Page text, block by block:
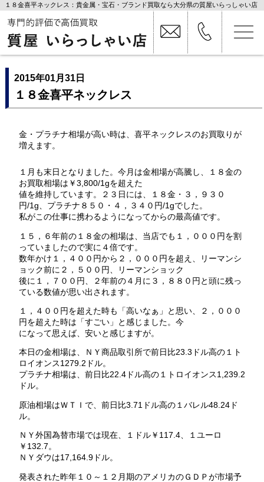
１８金喜平ネックレス：貴金属・宝石・ブランド買取なら大分県の質屋いらっしゃい店
2015年01月31日
１８金喜平ネックレス
金・プラチナ相場が高い時は、喜平ネックレスのお買取りが
増えます。
１月も末日となりました。今月は金相場が高騰し、１８金の
お買取相場は￥3,800/1gを超えた
値を維持しています。２３日には、１８金・３，９３０
円/1g、プラチナ８５０・４，３４０円/1gでした。
私がこの仕事に携わるようになってからの最高値です。
１５，６年前の１８金の相場は、当店でも１，０００円を割
っていましたので実に４倍です。
数年かけ１，４００円から２，０００円を超え、リーマンシ
ョック前に２，５００円、リーマンショック
後に１，７００円、２年前の４月に３，８８０円と頭に残っ
ている数値が思い出されます。
１，４００円を超えた時も「高いなぁ」と思い、２，０００
円を超えた時は「すごい」と感じました。今
になって思えば、安いと感じますが。
本日の金相場は、ＮＹ商品取引所で前日比23.3ドル高の１ト
ロイオンス1279.2ドル。
プラチナ相場は、前日比22.4ドル高の１トロイオンス1,239.2
ドル。
原油相場はＷＴＩで、前日比3.71ドル高の１バレル48.24ド
ル。
ＮＹ外国為替市場では現在、１ドル￥117.4、１ユーロ
￥132.7。
ＮＹダウは17,164.9ドル。
発表された昨年１０～１２月期のアメリカのＧＤＰが市場予